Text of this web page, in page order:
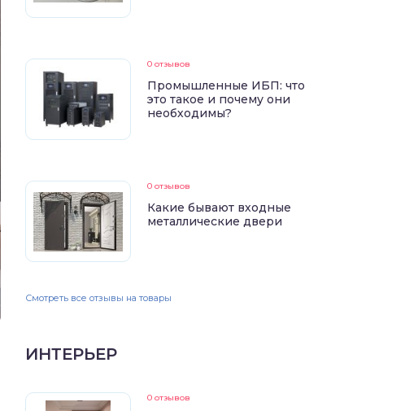
0 отзывов
Промышленные ИБП: что
это такое и почему они
необходимы?
0 отзывов
Какие бывают входные
металлические двери
Смотреть все отзывы на товары
ИНТЕРЬЕР
0 отзывов